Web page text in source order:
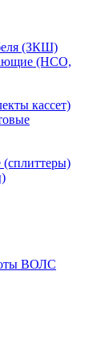
(ЗКШ)
(НСО,
кассет)
(сплиттеры)
ВОЛС